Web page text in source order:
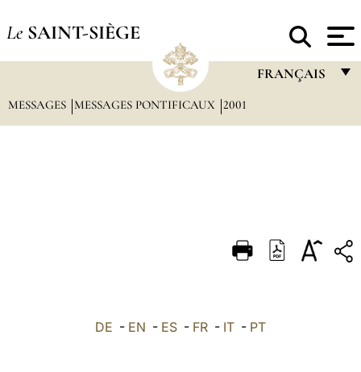
Le SAINT-SIÈGE
FRANÇAIS
DEUTSCH
العربيّة
MESSAGES MESSAGES PONTIFICAUX 2001
DE - EN - ES - FR - IT - PT